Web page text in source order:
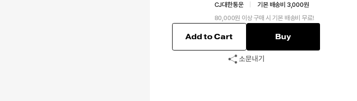
CJ대한통운
기본 배송비 3,000원
80,000원 이상 구매 시 기본 배송비 무료!
Add to Cart Buy
소문내기